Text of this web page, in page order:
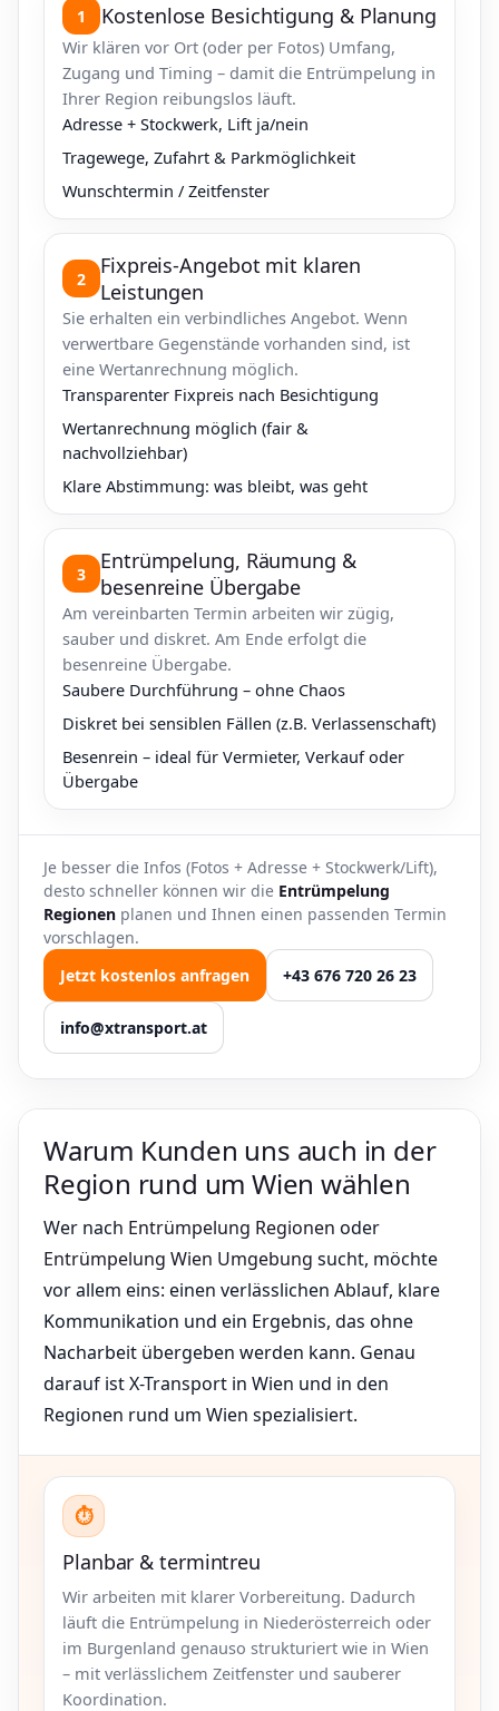
1 Kostenlose Besichtigung & Planung
Wir klären vor Ort (oder per Fotos) Umfang,
Zugang und Timing – damit die Entrümpelung in
Ihrer Region reibungslos läuft.
Adresse + Stockwerk, Lift ja/nein
Tragewege, Zufahrt & Parkmöglichkeit
Wunschtermin / Zeitfenster
2
Fixpreis-Angebot mit klaren
Leistungen
Sie erhalten ein verbindliches Angebot. Wenn
verwertbare Gegenstände vorhanden sind, ist
eine Wertanrechnung möglich.
Transparenter Fixpreis nach Besichtigung
Wertanrechnung möglich (fair &
nachvollziehbar)
Klare Abstimmung: was bleibt, was geht
3
Entrümpelung, Räumung &
besenreine Übergabe
Am vereinbarten Termin arbeiten wir zügig,
sauber und diskret. Am Ende erfolgt die
besenreine Übergabe.
Saubere Durchführung – ohne Chaos
Diskret bei sensiblen Fällen (z.B. Verlassenschaft)
Besenrein – ideal für Vermieter, Verkauf oder
Übergabe
Je besser die Infos (Fotos + Adresse + Stockwerk/Lift),
desto schneller können wir die Entrümpelung
Regionen planen und Ihnen einen passenden Termin
vorschlagen.
Jetzt kostenlos anfragen
+43 676 720 26 23
info@xtransport.at
Warum Kunden uns auch in der
Region rund um Wien wählen
Wer nach Entrümpelung Regionen oder
Entrümpelung Wien Umgebung sucht, möchte
vor allem eins: einen verlässlichen Ablauf, klare
Kommunikation und ein Ergebnis, das ohne
Nacharbeit übergeben werden kann. Genau
darauf ist X-Transport in Wien und in den
Regionen rund um Wien spezialisiert.
⏱
Planbar & termintreu
Wir arbeiten mit klarer Vorbereitung. Dadurch
läuft die Entrümpelung in Niederösterreich oder
im Burgenland genauso strukturiert wie in Wien
– mit verlässlichem Zeitfenster und sauberer
Koordination.